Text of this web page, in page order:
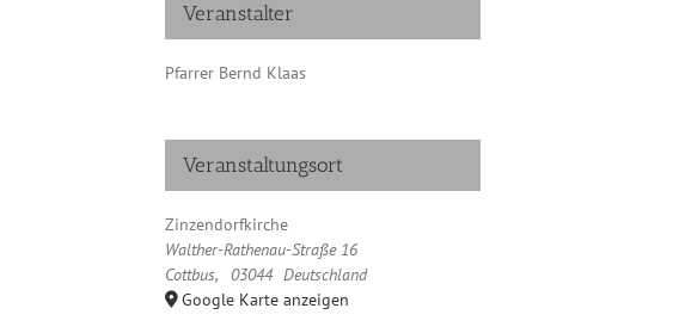
Veranstalter
Pfarrer Bernd Klaas
Veranstaltungsort
Zinzendorfkirche
Walther-Rathenau-Straße 16
Cottbus, 03044 Deutschland
Google Karte anzeigen